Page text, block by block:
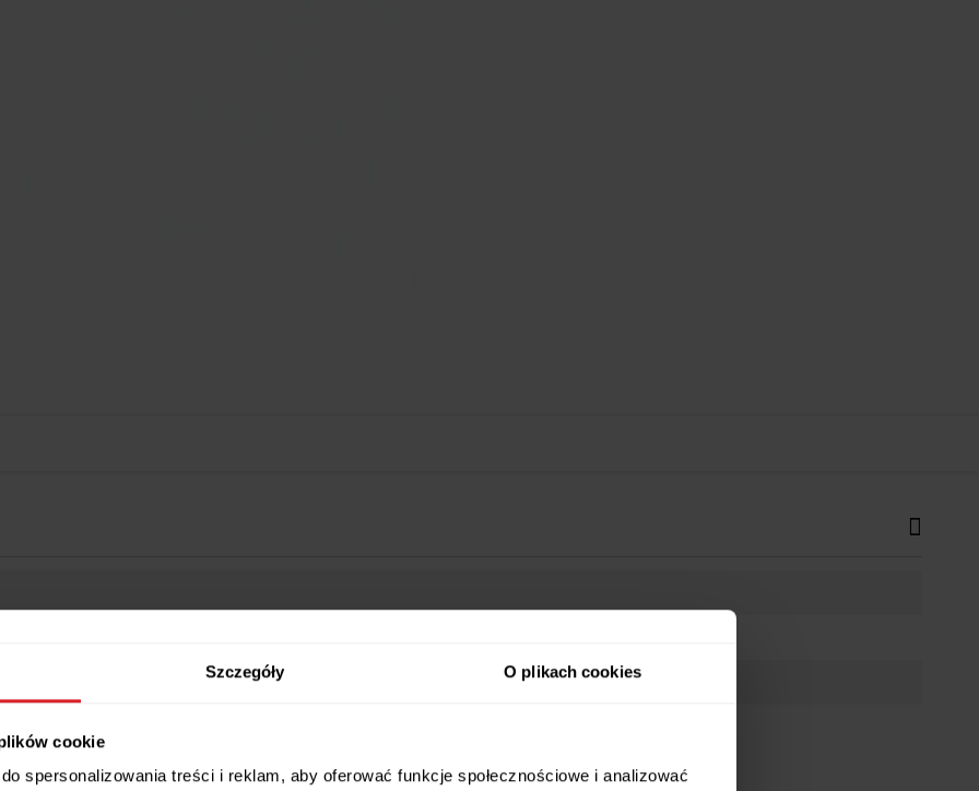
Szczegóły O plikach cookies
cookie
spersonalizowania treści i reklam, aby oferować funkcje społecznościowe i analizować